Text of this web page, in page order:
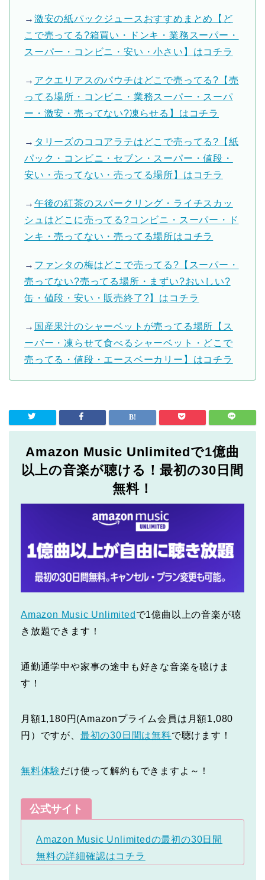
→ 激安の紙パックジュースおすすめまとめ【ど
こで売ってる?箱買い・ドンキ・業務スーパー・
スーパー・コンビニ・安い・小さい】はコチラ
→ アクエリアスのパウチはどこで売ってる?【売
ってる場所・コンビニ・業務スーパー・スーパ
ー・激安・売ってない?凍らせる】はコチラ
→ タリーズのココアラテはどこで売ってる?【紙
パック・コンビニ・セブン・スーパー・値段・
安い・売ってない・売ってる場所】はコチラ
→ 午後の紅茶のスパークリング・ライチスカッ
シュはどこに売ってる?コンビニ・スーパー・ド
ンキ・売ってない・売ってる場所はコチラ
→ ファンタの梅はどこで売ってる?【スーパー・
売ってない?売ってる場所・まずい?おいしい?
缶・値段・安い・販売終了?】はコチラ
→ 国産果汁のシャーベットが売ってる場所【ス
ーパー・凍らせて食べるシャーベット・どこで
売ってる・値段・エースベーカリー】はコチラ
Amazon Music Unlimitedで1億曲
以上の音楽が聴ける！最初の30日間
無料！
Amazon Music Unlimited で1億曲以上の音楽が聴
き放題できます！
通勤通学中や家事の途中も好きな音楽を聴けま
す！
月額1,180円(Amazonプライム会員は月額1,080
円）ですが、 最初の30日間は無料で聴けます！
無料体験だけ使って解約もできますよ～！
公式サイト
Amazon Music Unlimitedの最初の30日間
無料の詳細確認はコチラ